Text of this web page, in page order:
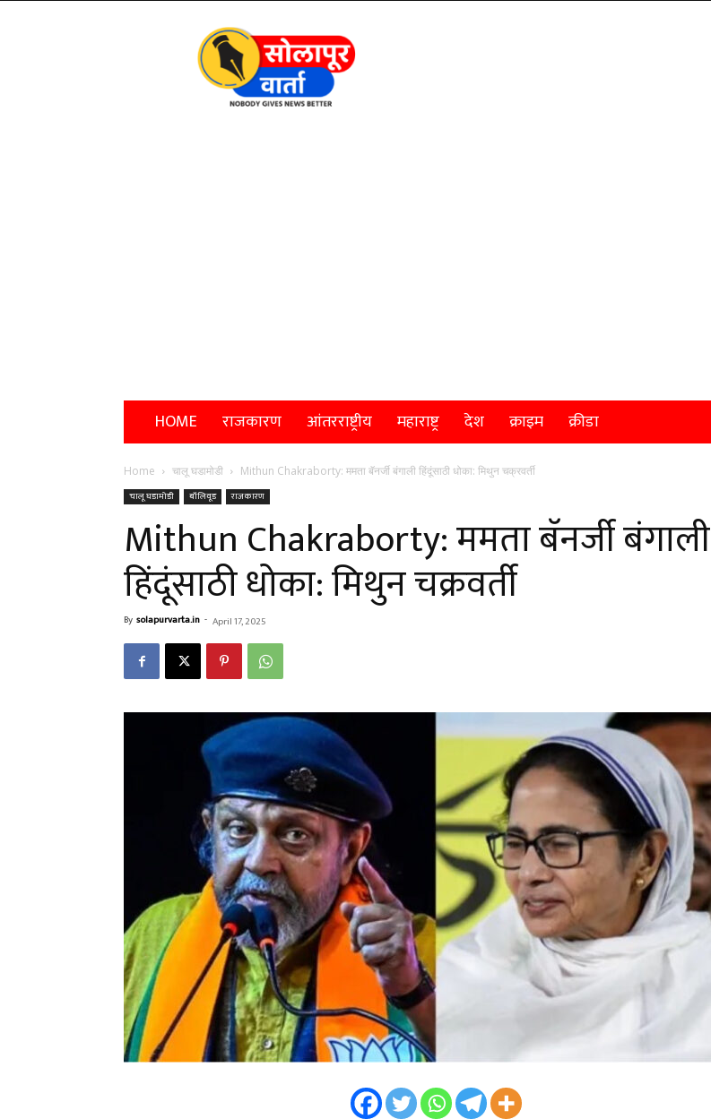
Solapur
Varta
HOME राजकारण आंतरराष्ट्रीय महाराष्ट्र देश क्राइम क्रीडा
Home चालू घडामोडी Mithun Chakraborty: ममता बॅनर्जी बंगाली हिंदूंसाठी धोका: मिथुन चक्रवर्ती
चालू घडामोडी बॉलिवूड राजकारण
Mithun Chakraborty: ममता बॅनर्जी बंगाली
हिंदूंसाठी धोका: मिथुन चक्रवर्ती
By solapurvarta.in - April 17, 2025